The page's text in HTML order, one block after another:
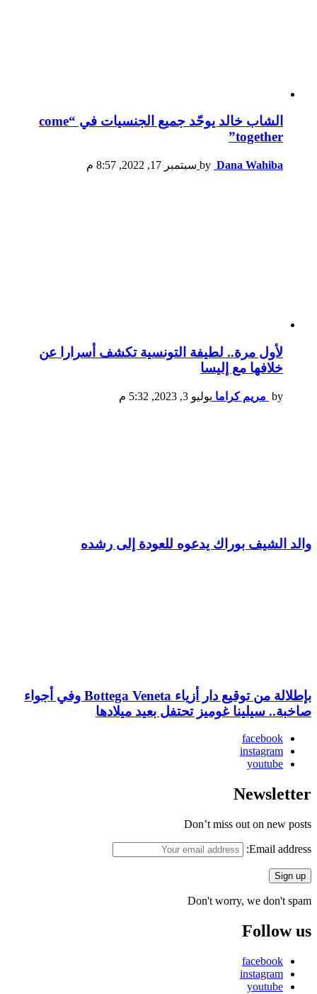
الشاب خالد يوحّد جميع الجنسيات في “come
together”
by Dana Wahiba سبتمبر 17, 2022, 8:57 م
لأول مرة.. لطيفة التونسية تكشف أسرارا عن
خلافها مع إليسا
by مريم كراما يوليو 3, 2023, 5:32 م
والد الشيف بوراك يدعوه للعودة إلى رشده
بإطلالة من توقيع دار أزياء Bottega Veneta وفي أجواء
صاخبة.. سيلينا غوميز تحتفل بعيد ميلادها
facebook
instagram
youtube
Newsletter
Don’t miss out on new posts
Email address:
Don't worry, we don't spam
Follow us
facebook
instagram
youtube